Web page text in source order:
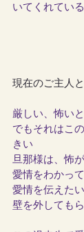
いてくれてい
現在のご主人
厳しい、怖い
でもそれはこ
きい
旦那様は、怖
愛情をわかっ
愛情を伝えたい
壁を外しても